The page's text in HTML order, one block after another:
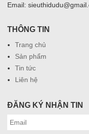
Email:
THÔNG TIN
Trang chủ
Sản phẩm
Tin tức
Liên hệ
ĐĂNG KÝ NHẬN TIN